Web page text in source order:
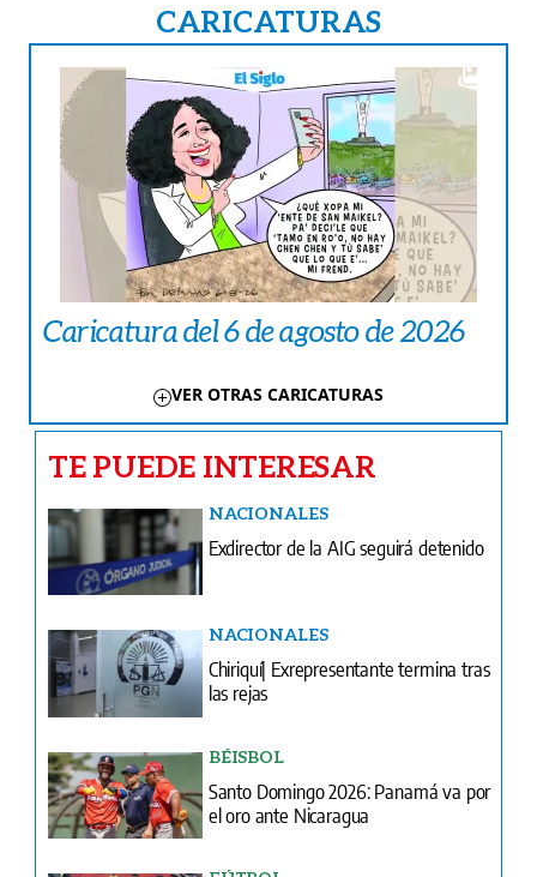
CARICATURAS
Caricatura del 6 de agosto de 2026
VER OTRAS CARICATURAS
TE PUEDE INTERESAR
NACIONALES
Exdirector de la AIG seguirá detenido
NACIONALES
Chiriquí| Exrepresentante termina tras
las rejas
BÉISBOL
Santo Domingo 2026: Panamá va por
el oro ante Nicaragua